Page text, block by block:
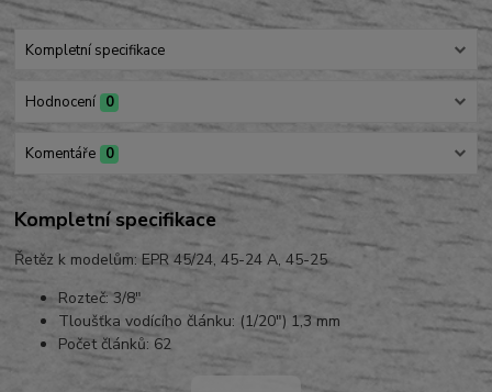
Kompletní specifikace
Hodnocení 0
Komentáře 0
Kompletní specifikace
Řetěz k modelům: EPR 45/24, 45-24 A, 45-25
Rozteč: 3/8"
Tloušťka vodícího článku: (1/20") 1,3 mm
Počet článků: 62